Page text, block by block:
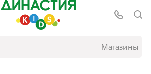
Магазины